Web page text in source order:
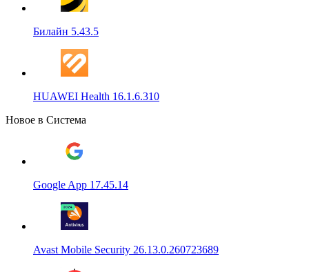
Билайн 5.43.5
HUAWEI Health 16.1.6.310
Новое в Система
Google App 17.45.14
Avast Mobile Security 26.13.0.260723689